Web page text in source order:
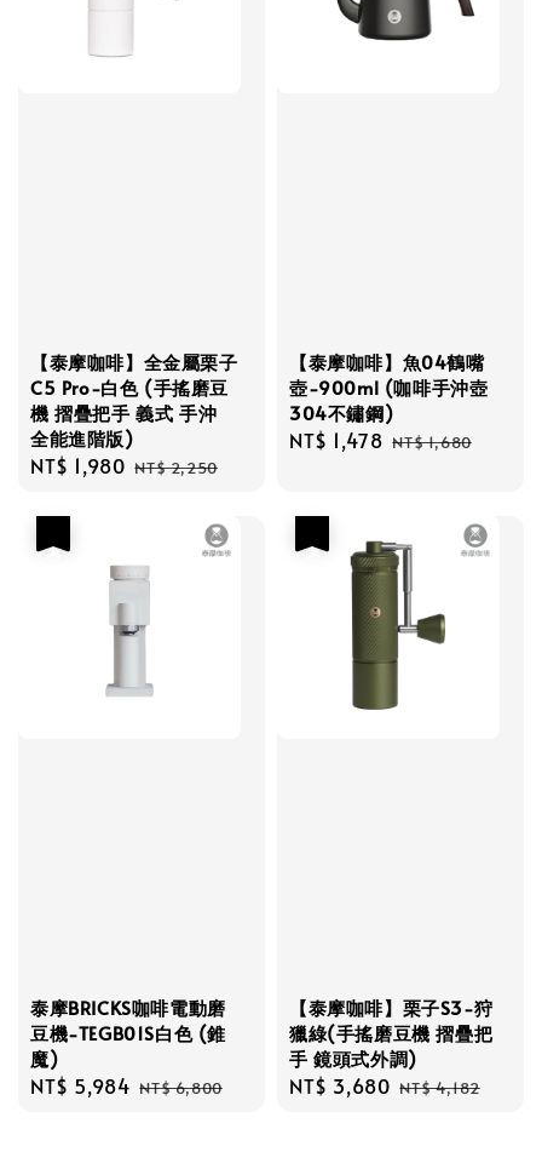
【泰摩咖啡】全金屬栗子
C5 Pro-白色 (手搖磨豆
機 摺疊把手 義式 手沖
全能進階版)
Sale
NT$ 1,980 Regular
NT$ 2,250
【泰摩咖啡】魚04鶴嘴
壺-900ml (咖啡手沖壺
304不鏽鋼)
Sale
NT$ 1,478 Regular
NT$ 1,680
泰摩BRICKS咖啡電動磨
豆機-TEGB01S白色 (錐
魔)
Sale
NT$ 5,984 Regular
NT$ 6,800
【泰摩咖啡】栗子S3-狩
獵綠(手搖磨豆機 摺疊把
手 鏡頭式外調)
Sale
NT$ 3,680 Regular
NT$ 4,182